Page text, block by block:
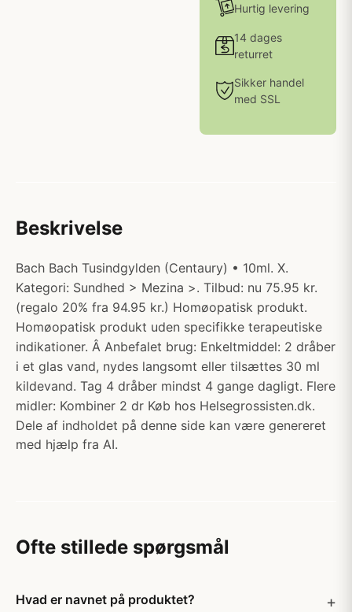
Hurtig levering
14 dages
returret
Sikker handel
med SSL
Beskrivelse
Bach Bach Tusindgylden (Centaury) • 10ml. X.
Kategori: Sundhed > Mezina >. Tilbud: nu 75.95 kr.
(regalo 20% fra 94.95 kr.) Homøopatisk produkt.
Homøopatisk produkt uden specifikke terapeutiske
indikationer. Â Anbefalet brug: Enkeltmiddel: 2 dråber
i et glas vand, nydes langsomt eller tilsættes 30 ml
kildevand. Tag 4 dråber mindst 4 gange dagligt. Flere
midler: Kombiner 2 dr Køb hos Helsegrossisten.dk.
Dele af indholdet på denne side kan være genereret
med hjælp fra AI.
Ofte stillede spørgsmål
Hvad er navnet på produktet?